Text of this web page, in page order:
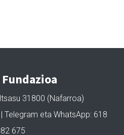
Fundazioa
31800 (Nafarroa)
Telegram eta WhatsApp: 618
675